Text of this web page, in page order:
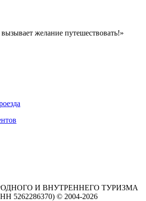
желание путешествовать!»
И ВНУТРЕННЕГО ТУРИЗМА
© 2004-2026